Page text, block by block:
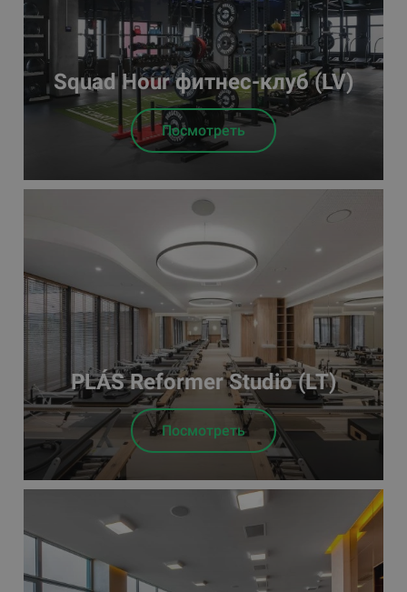
Squad Hour фитнес-клуб (LV)
Посмотреть
PLÁS Reformer Studio (LT)
Посмотреть